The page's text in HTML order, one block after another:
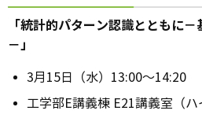
「統計的パターン認識とともに
－」
3月15日（水）13:00～14:20
工学部E講義棟 E21講義室（ハ